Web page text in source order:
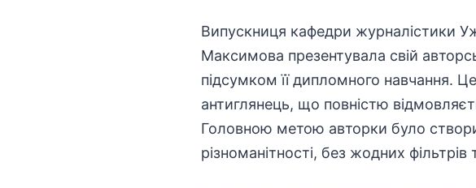
Випускниця кафедри журналістики
Максимова презентувала свій
підсумком її дипломного навчання.
антиглянець, що повністю
Головною метою авторки було
різноманітності, без жодних фільтрів